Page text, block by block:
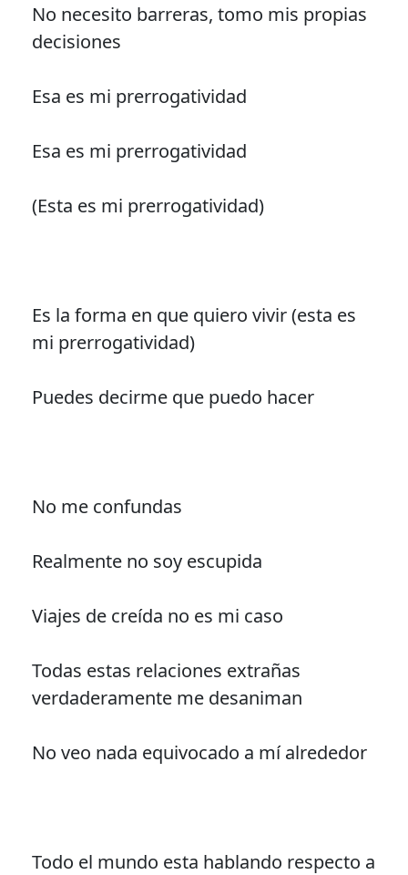
No necesito barreras, tomo mis propias
decisiones
Esa es mi prerrogatividad
Esa es mi prerrogatividad
(Esta es mi prerrogatividad)
Es la forma en que quiero vivir (esta es
mi prerrogatividad)
Puedes decirme que puedo hacer
No me confundas
Realmente no soy escupida
Viajes de creída no es mi caso
Todas estas relaciones extrañas
verdaderamente me desaniman
No veo nada equivocado a mí alrededor
Todo el mundo esta hablando respecto a